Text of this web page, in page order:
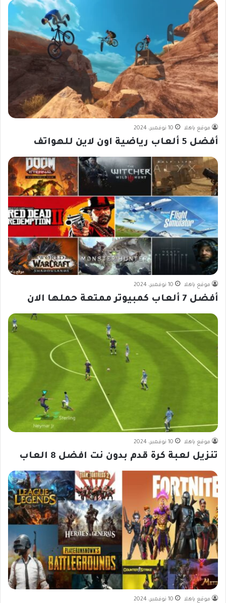
موقع ياهلا 10 نوفمبر، 2024
أفضل 5 ألعاب رياضية اون لاين للهواتف
موقع ياهلا 10 نوفمبر، 2024
أفضل 7 ألعاب كمبيوتر ممتعة حملها الان
موقع ياهلا 10 نوفمبر، 2024
تنزيل لعبة كرة قدم بدون نت افضل 8 العاب
موقع ياهلا 10 نوفمبر، 2024